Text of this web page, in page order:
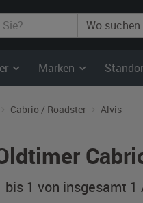
Marken
Cabrio / Roadster Alvis
bis 1 von insgesamt 1